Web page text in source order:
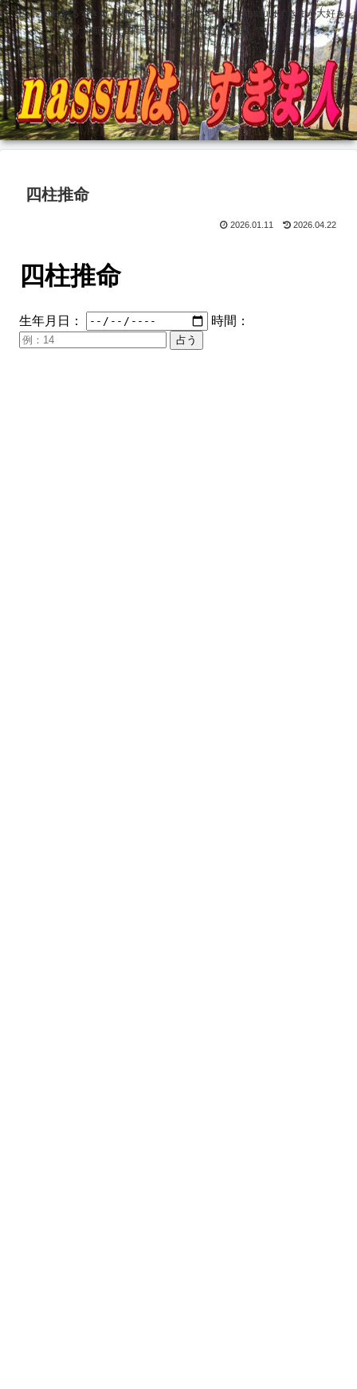
どこにでもあるすきま 埋めても塞がらないすきま nassuはすきまが大好き
です 前立腺全摘手術後壮絶な記録も記録しています
四柱推命
2026.01.11 2026.04.22